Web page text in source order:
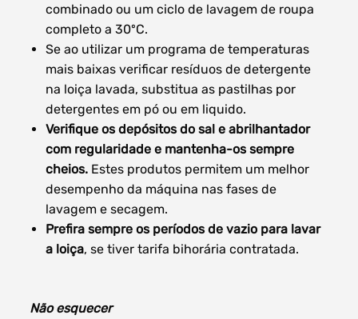
combinado ou um ciclo de lavagem de roupa
completo a 30ºC.
Se ao utilizar um programa de temperaturas
mais baixas verificar resíduos de detergente
na loiça lavada, substitua as pastilhas por
detergentes em pó ou em liquido.
Verifique os depósitos do sal e abrilhantador
com regularidade e mantenha-os sempre
cheios. Estes produtos permitem um melhor
desempenho da máquina nas fases de
lavagem e secagem.
Prefira sempre os períodos de vazio para lavar
a loiça, se tiver tarifa bihorária contratada.
Não esquecer